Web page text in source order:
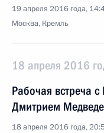
19 апреля 2016 года,
Москва, Кремль
18 апреля 2016
Рабочая встреча с
Дмитрием
18 апреля 2016 года,